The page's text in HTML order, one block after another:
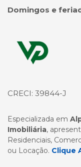
Domingos e
Página inicial
CRECI: 39844-J
Especializada em
Imobiliária,
Residenciais,
ou Locação. Clique